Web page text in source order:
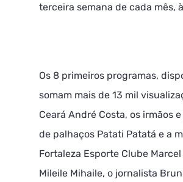
terceira semana de cada mês,
Os 8 primeiros programas,
somam mais de 13 mil
Ceará André Costa, os irmãos
de palhaços Patati Patatá e a
Fortaleza Esporte Clube
Mileile Mihaile, o jornalista